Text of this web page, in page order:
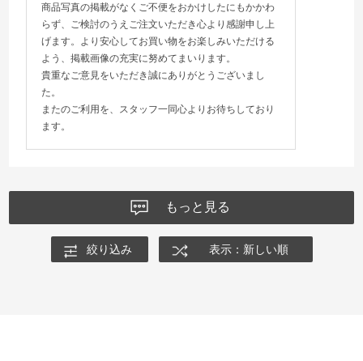
商品写真の掲載がなくご不便をおかけしたにもかかわ
らず、ご検討のうえご注文いただき心より感謝申し上
げます。より安心してお買い物をお楽しみいただける
よう、掲載画像の充実に努めてまいります。
貴重なご意見をいただき誠にありがとうございまし
た。
またのご利用を、スタッフ一同心よりお待ちしており
ます。
もっと見る
絞り込み 表示：新しい順